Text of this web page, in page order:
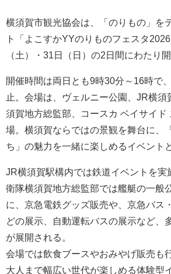
横須賀市観光協会は、「のりもの」を
ト「よこすかYYのりものフェスタ
（土）・31日（日）の2日間にわたり
開催時間は両日とも9時30分～16時で
止。会場は、ヴェルニー公園、JR横須
須賀地方総監部、コースカ ベイサイド
場。横須賀ならではの景観を舞台に、
ち」の魅力を一緒に楽しめるイベント
JR横須賀駅構内では鉄道イベントを実
衛隊横須賀地方総監部では艦艇の一般
に、京急電鉄グッズ販売や、京急バス
どの展示、自動運転バスの展示など、
が展開される。
会場では飲食ブースやおみやげ販売も
大人まで幅広い世代が楽しめる体験型